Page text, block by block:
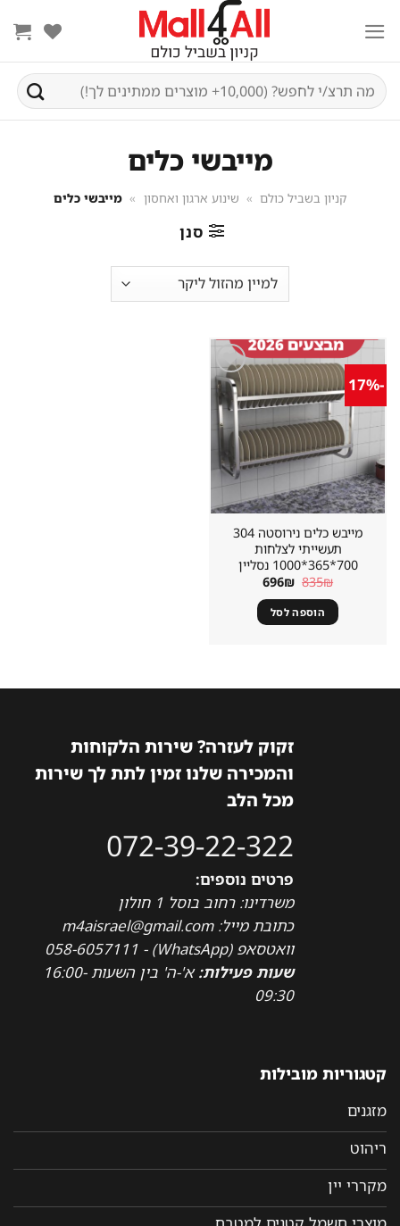
content
חיפוש
עבור:
מייבשי כלים
קניון בשביל כולם » שינוע ארגון ואחסון » מייבשי כלים
סנן
-17%
שמור
מוצר
במועדפים
מייבש כלים נירוסטה 304
תעשייתי לצלחות
700*365*1000 נסליין
835₪ המחיר
היה:
835₪.
696₪ המחיר
הוא:
696₪. הוספה לסל
זקוק לעזרה? שירות הלקוחות
והמכירה שלנו זמין לתת לך שירות
מכל הלב
072-39-22-322
פרטים נוספים:
משרדינו: רחוב בוסל 1 חולון
כתובת מייל: m4aisrael@gmail.com
וואטסאפ (WhatsApp) - 058-6057111
שעות פעילות:
א'-ה' בין השעות 16:00-
09:30
קטגוריות מובילות
מזגנים
ריהוט
מקררי יין